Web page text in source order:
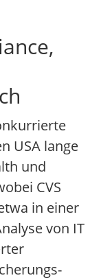
USA lange
und
CVS
in einer
von IT